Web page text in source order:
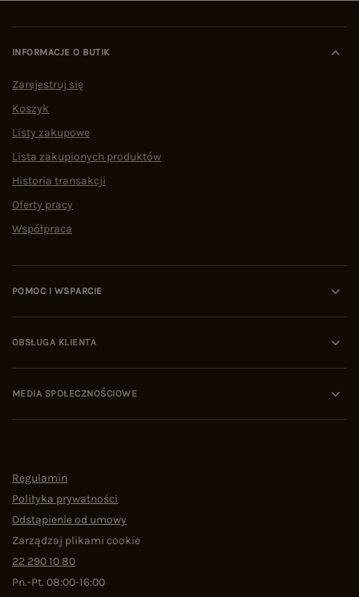
INFORMACJE O BUTIK
Zarejestruj się
Koszyk
Listy zakupowe
Lista zakupionych produktów
Historia transakcji
Oferty pracy
Współpraca
POMOC I WSPARCIE
OBSŁUGA KLIENTA
MEDIA SPOŁECZNOŚCIOWE
Regulamin
Polityka prywatności
Odstąpienie od umowy
Zarządzaj plikami cookie
22 290 10 80
Pn.-Pt. 08:00-16:00